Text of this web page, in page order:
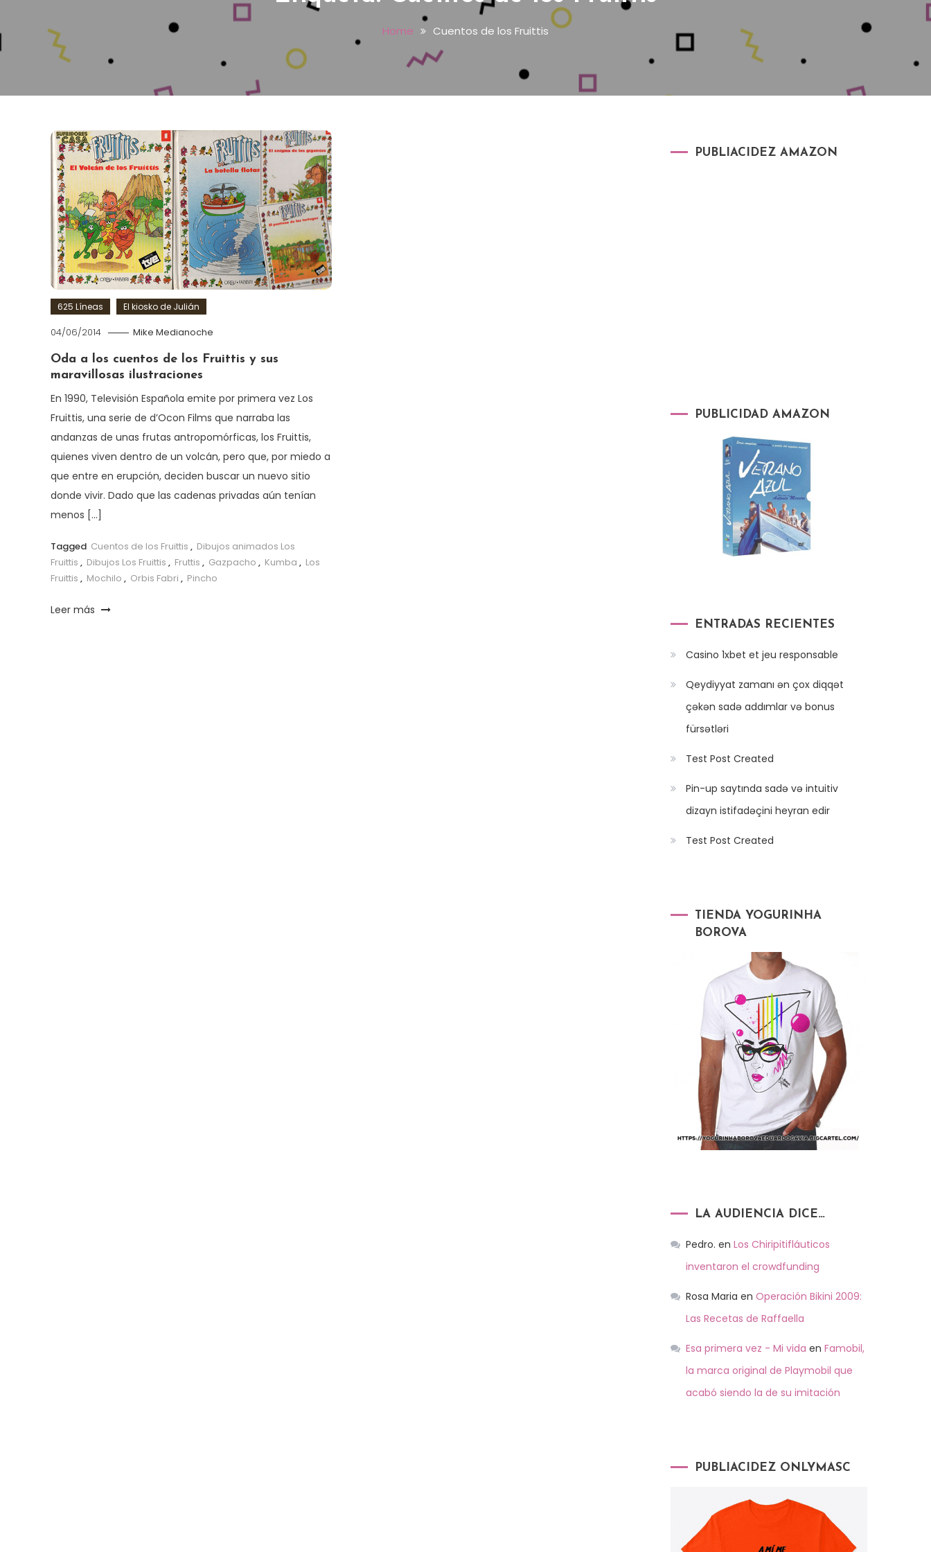
Home Cuentos de los Fruittis
625 Líneas El kiosko de Julián
04/06/2014 Mike Medianoche
Oda a los cuentos de los Fruittis y sus
maravillosas ilustraciones
En 1990, Televisión Española emite por primera vez Los
Fruittis, una serie de d’Ocon Films que narraba las
andanzas de unas frutas antropomórficas, los Fruittis,
quienes viven dentro de un volcán, pero que, por miedo a
que entre en erupción, deciden buscar un nuevo sitio
donde vivir. Dado que las cadenas privadas aún tenían
menos […]
Tagged Cuentos de los Fruittis , Dibujos animados Los
Fruittis , Dibujos Los Fruittis , Fruttis , Gazpacho , Kumba , Los
Fruittis , Mochilo , Orbis Fabri , Pincho
Leer más
PUBLIACIDEZ AMAZON
PUBLICIDAD AMAZON
ENTRADAS RECIENTES
Casino 1xbet et jeu responsable
Qeydiyyat zamanı ən çox diqqət
çəkən sadə addımlar və bonus
fürsətləri
Test Post Created
Pin-up saytında sadə və intuitiv
dizayn istifadəçini heyran edir
Test Post Created
TIENDA YOGURINHA
BOROVA
LA AUDIENCIA DICE…
Pedro. en Los Chiripitifláuticos
inventaron el crowdfunding
Rosa Maria en Operación Bikini 2009:
Las Recetas de Raffaella
Esa primera vez - Mi vida en Famobil,
la marca original de Playmobil que
acabó siendo la de su imitación
PUBLIACIDEZ ONLYMASC